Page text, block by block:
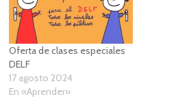
Oferta de clases especiales
DELF
17 agosto 2024
En «Aprender»